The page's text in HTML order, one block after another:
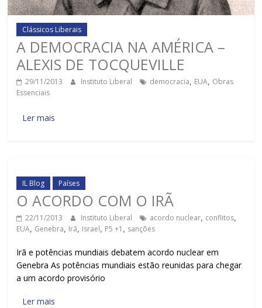
Clássicos Liberais
A DEMOCRACIA NA AMÉRICA –
ALEXIS DE TOCQUEVILLE
29/11/2013 Instituto Liberal democracia, EUA, Obras
Essenciais
Ler mais
IL Blog Países
O ACORDO COM O IRÃ
22/11/2013 Instituto Liberal acordo nuclear, conflitos,
EUA, Genebra, Irã, Israel, P5 +1 , sanções
Irã e potências mundiais debatem acordo nuclear em
Genebra As potências mundiais estão reunidas para chegar
a um acordo provisório
Ler mais